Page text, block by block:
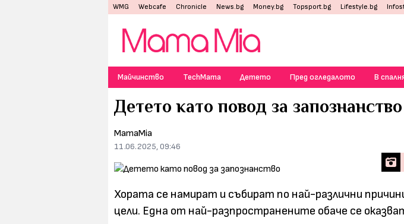
WMG Webcafe Chronicle News.bg Money.bg Topsport.bg Lifestyle.bg
Майчинство TechMama Детето Пред огледалото В
Детето като повод за запознанство
MamaMia
11.06.2025, 09:46
Хората се намират и събират по най-различни
цели. Една от най-разпространените обаче се